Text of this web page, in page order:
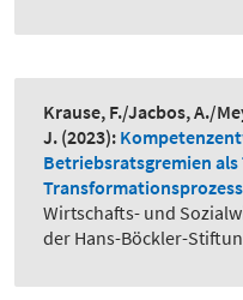
Krause, F./Jacbos, A./
J. (2023):
Betriebsratsgremien
Wirtschafts- und
der Hans-Böckler-